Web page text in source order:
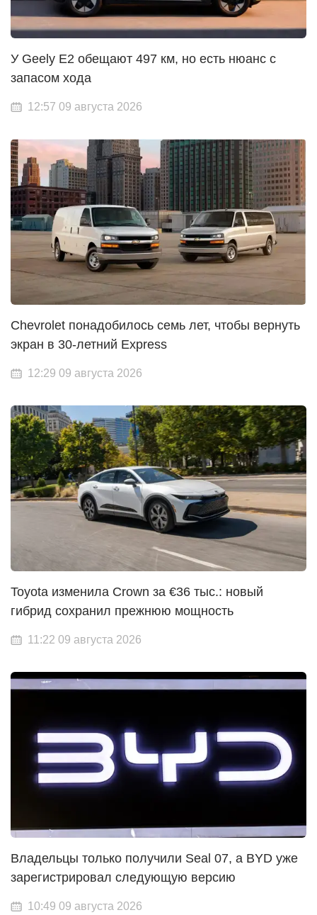
У Geely E2 обещают 497 км, но есть нюанс с
запасом хода
12:57 09 августа 2026
Chevrolet понадобилось семь лет, чтобы вернуть
экран в 30-летний Express
12:29 09 августа 2026
Toyota изменила Crown за €36 тыс.: новый
гибрид сохранил прежнюю мощность
11:22 09 августа 2026
Владельцы только получили Seal 07, а BYD уже
зарегистрировал следующую версию
10:49 09 августа 2026